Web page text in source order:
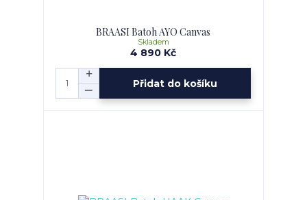
BRAASI Batoh AYO Canvas
4 890 Kč
Skladem
Přidat do košíku